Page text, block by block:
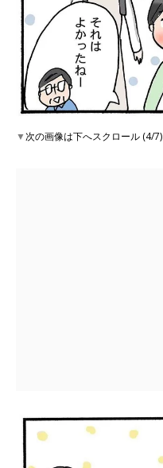
▼次の画像は下へスクロール (4/7)